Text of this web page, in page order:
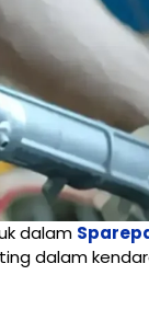
dalam
dalam